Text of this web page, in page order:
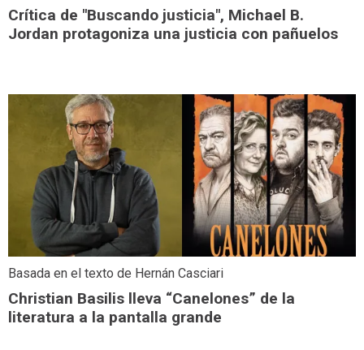
Crítica de "Buscando justicia", Michael B.
Jordan protagoniza una justicia con pañuelos
Basada en el texto de Hernán Casciari
Christian Basilis lleva “Canelones” de la
literatura a la pantalla grande